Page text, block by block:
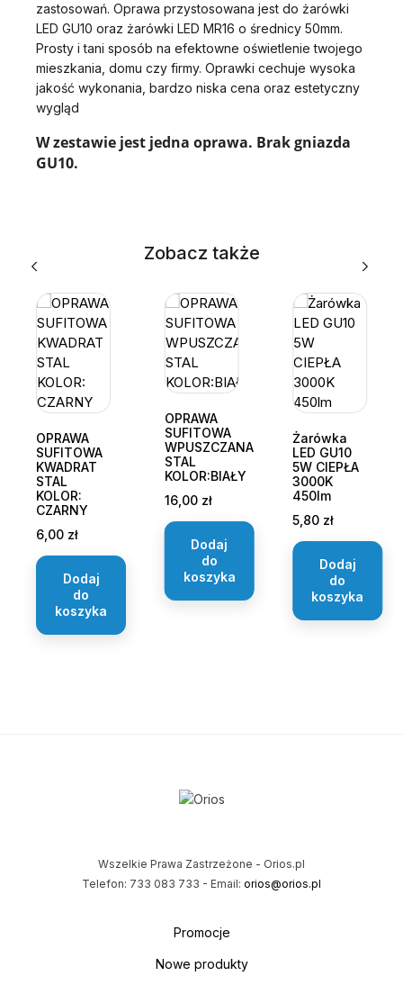
zastosowań. Oprawa przystosowana jest do żarówki
LED GU10 oraz żarówki LED MR16 o średnicy 50mm.
Prosty i tani sposób na efektowne oświetlenie twojego
mieszkania, domu czy firmy. Oprawki cechuje wysoka
jakość wykonania, bardzo niska cena oraz estetyczny
wygląd
W zestawie jest jedna oprawa. Brak gniazda
GU10.
Zobacz także
OPRAWA
SUFITOWA
KWADRAT
STAL
KOLOR:
CZARNY
Cena
6,00 zł
Dodaj
do
koszyka
OPRAWA
SUFITOWA
WPUSZCZANA
STAL
KOLOR:BIAŁY
Cena
16,00 zł
Dodaj
do
koszyka
Żarówka
LED GU10
5W CIEPŁA
3000K
450lm
Cena
5,80 zł
Dodaj
do
koszyka
Wszelkie Prawa Zastrzeżone - Orios.pl
Telefon: 733 083 733 - Email: orios@orios.pl
Promocje
Nowe produkty